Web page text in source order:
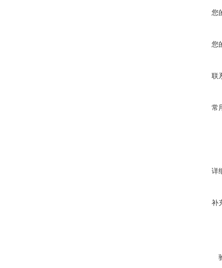
您
您
联
常
详
补